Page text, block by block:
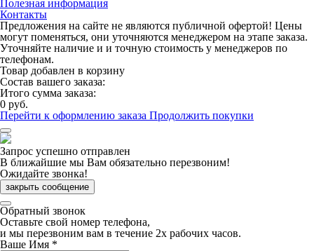
Полезная информация
Контакты
Предложения на сайте не являются публичной офертой! Цены
могут поменяться, они уточняются менеджером на этапе заказа.
Уточняйте наличие и и точную стоимость у менеджеров по
телефонам.
Товар добавлен в корзину
Состав вашего заказа:
Итого сумма заказа:
0 руб.
Перейти к оформлению заказа Продолжить покупки
Запрос успешно отправлен
В ближайшие мы Вам обязательно перезвоним!
Ожидайте звонка!
закрыть сообщение
Обратный звонок
Оставьте свой номер телефона,
и мы перезвоним вам в течение 2х рабочих часов.
Ваше Имя *